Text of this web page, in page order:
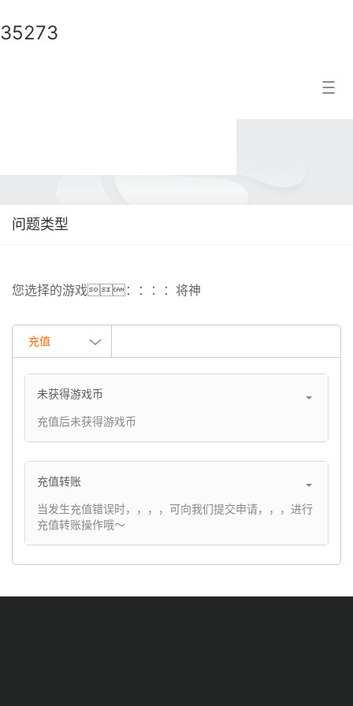
35273
问题类型
您选择的游戏：：：：将神
充值
未获得游戏币
充值后未获得游戏币
充值转账
当发生充值错误时，，，，可向我们提交申请，，，进行
充值转账操作哦～